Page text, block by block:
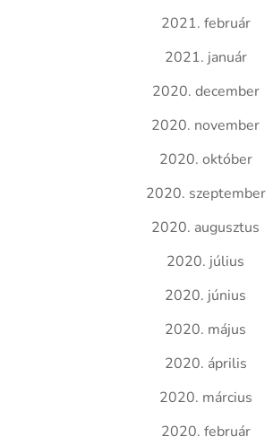
2021. február
2021. január
2020. december
2020. november
2020. október
2020. szeptember
2020. augusztus
2020. július
2020. június
2020. május
2020. április
2020. március
2020. február